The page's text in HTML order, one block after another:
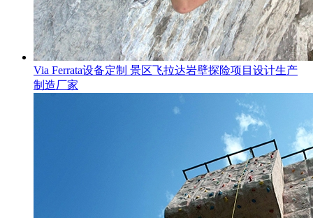
Via Ferrata设备定制 景区飞拉达岩壁探险项目设计生产
制造厂家